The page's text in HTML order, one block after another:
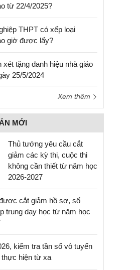
từ 22/4/2025?
THPT có xếp loại
giờ được lấy?
xét tặng danh hiệu nhà giáo
25/5/2024
Xem thêm
MỚI
Thủ tướng yêu cầu cắt
giảm các kỳ thi, cuộc thi
không cần thiết từ năm học
2026-2027
cắt giảm hồ sơ, sổ
trung dạy học từ năm học
kiểm tra tần số vô tuyến
hiện từ xa